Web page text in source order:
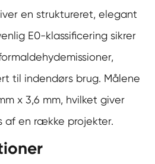
en struktureret, elegant
E0-klassificering sikrer
til indendørs brug. Målene
x 3,6 mm, hvilket giver
en række projekter.